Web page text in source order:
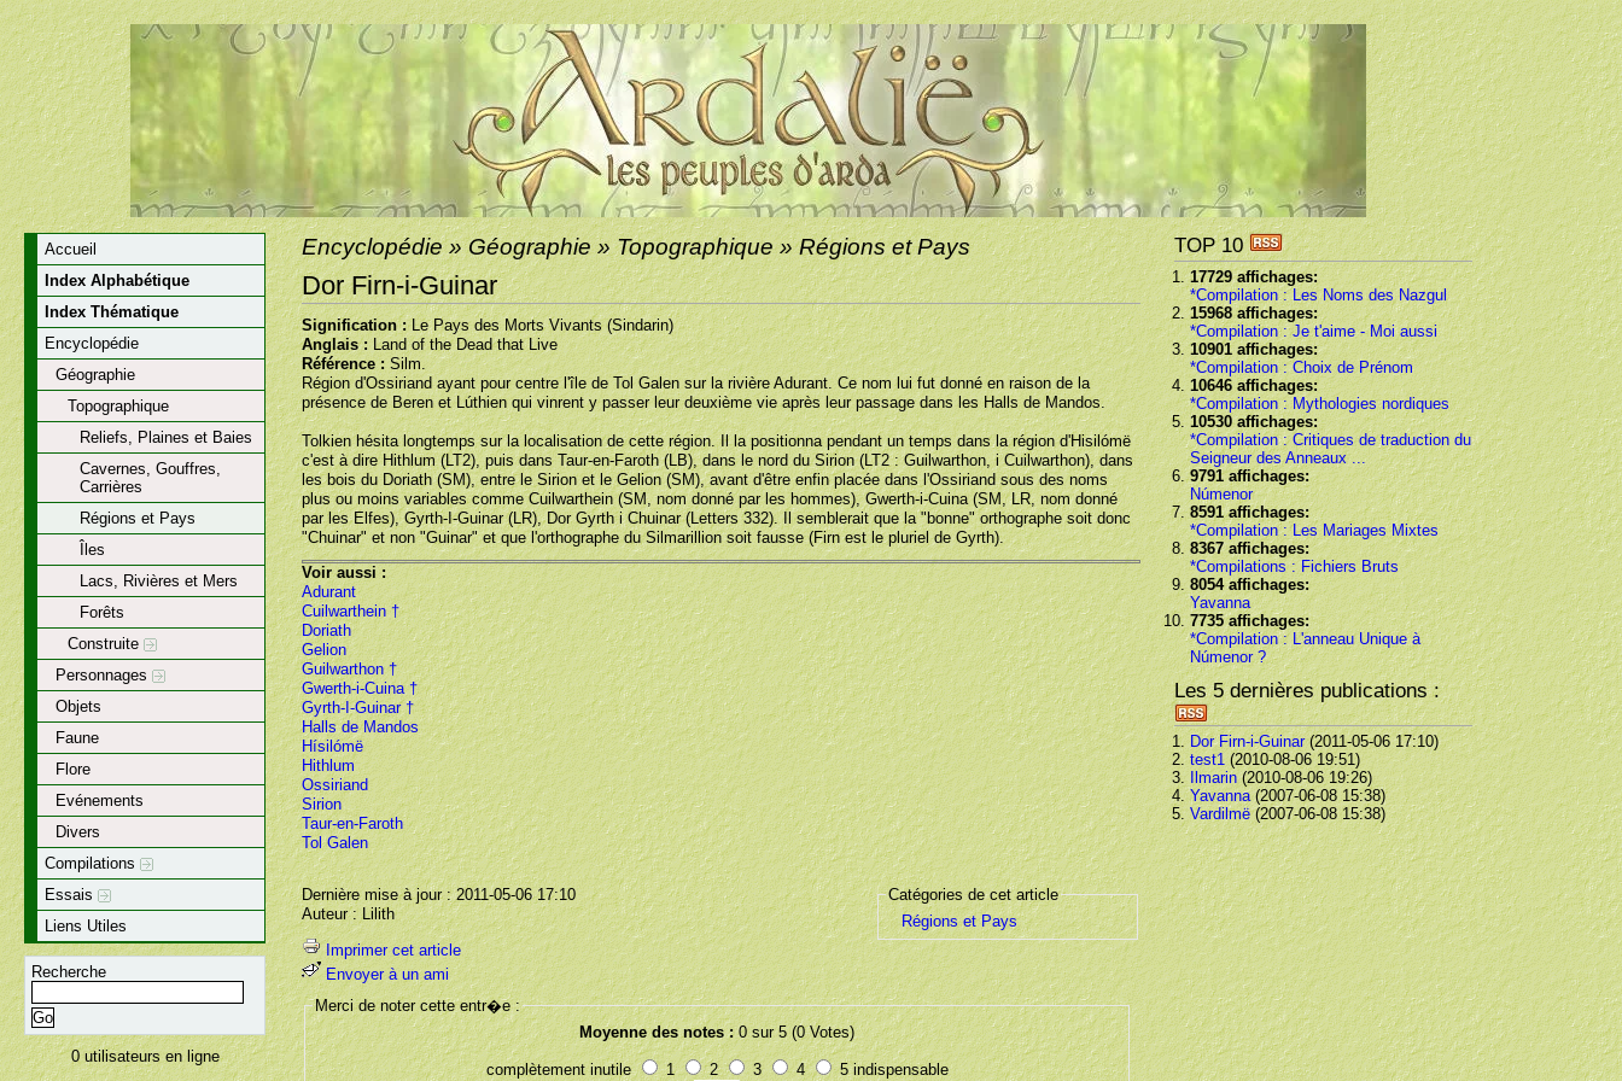
Accueil
Index Alphabétique
Index Thématique
Encyclopédie
Géographie
Topographique
Reliefs, Plaines et Baies
Cavernes, Gouffres,
Carrières
Régions et Pays
Îles
Lacs, Rivières et Mers
Forêts
Construite
Personnages
Objets
Faune
Flore
Evénements
Divers
Compilations
Essais
Liens Utiles
Recherche
0 utilisateurs en ligne
TOP 10
17729 affichages:
*Compilation : Les Noms des Nazgul
15968 affichages:
*Compilation : Je t'aime - Moi aussi
10901 affichages:
*Compilation : Choix de Prénom
10646 affichages:
*Compilation : Mythologies nordiques
10530 affichages:
*Compilation : Critiques de traduction du
Seigneur des Anneaux ...
9791 affichages:
Númenor
8591 affichages:
*Compilation : Les Mariages Mixtes
8367 affichages:
*Compilations : Fichiers Bruts
8054 affichages:
Yavanna
7735 affichages:
*Compilation : L'anneau Unique à
Númenor ?
Les 5 dernières publications :
Dor Firn-i-Guinar(2011-05-06 17:10)
test1(2010-08-06 19:51)
Ilmarin(2010-08-06 19:26)
Yavanna(2007-06-08 15:38)
Vardilmë(2007-06-08 15:38)
Encyclopédie » Géographie » Topographique » Régions et Pays
Dor Firn-i-Guinar
Signification :Le Pays des Morts Vivants (Sindarin)
Anglais :Land of the Dead that Live
Référence : Silm.
Région d'Ossiriand ayant pour centre l'île de Tol Galen sur la rivière Adurant. Ce nom lui fut donné en raison de la
présence de Beren et Lúthien qui vinrent y passer leur deuxième vie après leur passage dans les Halls de Mandos.
Tolkien hésita longtemps sur la localisation de cette région. Il la positionna pendant un temps dans la région d'Hisilómë
c'est à dire Hithlum (LT2), puis dans Taur-en-Faroth (LB), dans le nord du Sirion (LT2 : Guilwarthon, i Cuilwarthon), dans
les bois du Doriath (SM), entre le Sirion et le Gelion (SM), avant d'être enfin placée dans l'Ossiriand sous des noms
plus ou moins variables comme Cuilwarthein (SM, nom donné par les hommes), Gwerth-i-Cuina (SM, LR, nom donné
par les Elfes), Gyrth-I-Guinar (LR), Dor Gyrth i Chuinar (Letters 332). Il semblerait que la "bonne" orthographe soit donc
"Chuinar" et non "Guinar" et que l'orthographe du Silmarillion soit fausse (Firn est le pluriel de Gyrth).
Voir aussi :
Adurant
Cuilwarthein †
Doriath
Gelion
Guilwarthon †
Gwerth-i-Cuina †
Gyrth-I-Guinar †
Halls de Mandos
Hísilómë
Hithlum
Ossiriand
Sirion
Taur-en-Faroth
Tol Galen
Catégories de cet article
Régions et Pays
Dernière mise à jour : 2011-05-06 17:10
Auteur : Lilith
Imprimer cet article
Envoyer à un ami
Merci de noter cette entr�e :
Moyenne des notes : 0 sur 5 (0 Votes)
complètement inutile 1 2 3 4 5 indispensable